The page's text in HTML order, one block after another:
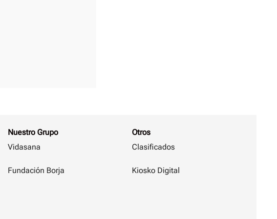
Nuestro Grupo
Vidasana
Fundación Borja
Otros
Clasificados
Kiosko Digital